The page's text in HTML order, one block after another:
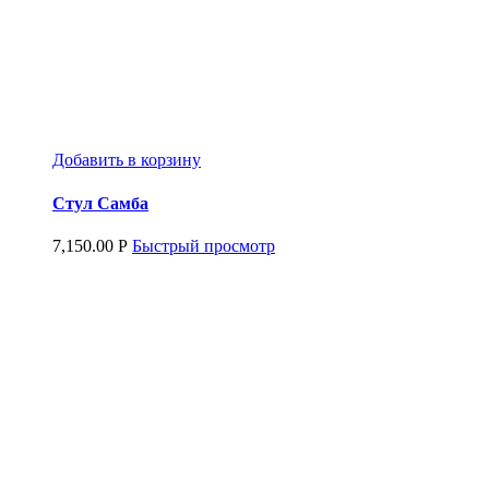
Добавить в корзину
Стул Самба
7,150.00 Р Быстрый просмотр